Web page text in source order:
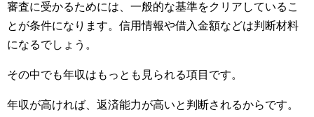
審査に受かるためには、一般的な基準をクリアしているこ
とが条件になります。信用情報や借入金額などは判断材料
になるでしょう。
その中でも年収はもっとも見られる項目です。
年収が高ければ、返済能力が高いと判断されるからです。